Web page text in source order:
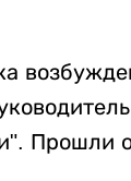
Прошли